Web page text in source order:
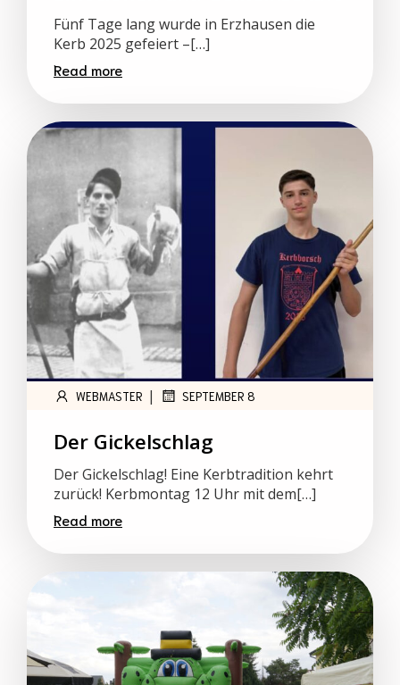
Fünf Tage lang wurde in Erzhausen die
Kerb 2025 gefeiert –[…]
Read more
WEBMASTER | SEPTEMBER 8
Der Gickelschlag
Der Gickelschlag! Eine Kerbtradition kehrt
zurück! Kerbmontag 12 Uhr mit dem[…]
Read more